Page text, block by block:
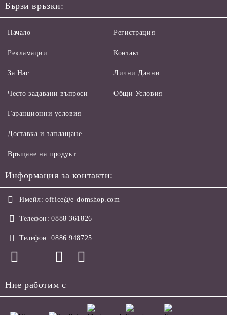
Бързи връзки:
Начало
Рекламации
За Нас
Често задавани въпроси
Регистрация
Контакт
Лични Данни
Общи Условия
Гаранционни условия
Доставка и заплащане
Връщане на продукт
Информация за контакти:
Имейл: office@e-domshop.com
Телефон: 0888 361826
Телефон: 0886 948725
Ние работим с